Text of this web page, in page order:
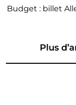
Budget : billet
Plus